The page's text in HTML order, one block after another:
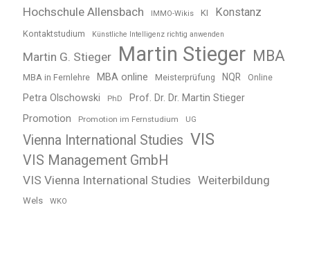
Hochschule Allensbach
IMMO-Wikis KI Konstanz
Kontaktstudium Künstliche Intelligenz richtig anwenden
Martin G. Stieger Martin Stieger MBA
MBA in Fernlehre MBA online Meisterprüfung NQR Online
Petra Olschowski PhD Prof. Dr. Dr. Martin Stieger
Promotion Promotion im Fernstudium UG
Vienna International Studies VIS
VIS Management GmbH
VIS Vienna International Studies Weiterbildung
Wels WKO